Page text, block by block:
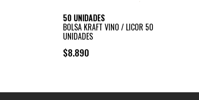
50 UNIDADES
BOLSA KRAFT VINO / LICOR 50
UNIDADES
$8.890